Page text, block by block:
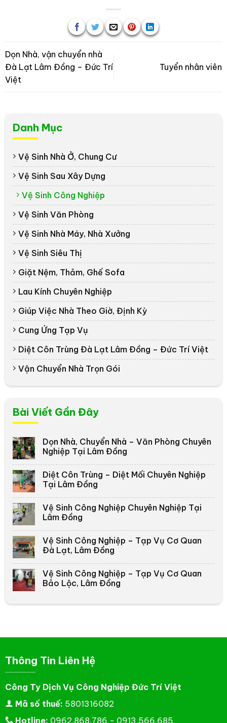
Danh Mục
Vệ Sinh Nhà Ở, Chung Cư
Vệ Sinh Sau Xây Dựng
Vệ Sinh Công Nghiệp
Vệ Sinh Văn Phòng
Vệ Sinh Nhà Máy, Nhà Xưởng
Vệ Sinh Siêu Thị
Giặt Nệm, Thảm, Ghế Sofa
Lau Kính Chuyên Nghiệp
Giúp Việc Nhà Theo Giờ, Định Kỳ
Cung Ứng Tạp Vụ
Diệt Côn Trùng Đà Lạt Lâm Đồng – Đức Trí Việt
Vận Chuyển Nhà Trọn Gói
Bài Viết Gần Đây
Dọn Nhà, Chuyển Nhà – Văn Phòng Chuyên
Nghiệp Tại Lâm Đồng
Diệt Côn Trùng – Diệt Mối Chuyên Nghiệp
Tại Lâm Đồng
Vệ Sinh Công Nghiệp Chuyên Nghiệp Tại
Lâm Đồng
Vệ Sinh Công Nghiệp – Tạp Vụ Cơ Quan
Đà Lạt, Lâm Đồng
Vệ Sinh Công Nghiệp – Tạp Vụ Cơ Quan
Bảo Lộc, Lâm Đồng
Dọn Nhà, vận chuyển nhà
Đà Lạt Lâm Đồng – Đức Trí
Việt
Tuyển nhân viên
Thông Tin Liên Hệ
Công Ty Dịch Vụ Công Nghiệp Đức Trí Việt
Mã số thuế: 5801316082
Hotline: 0962.868.786 - 0913.566.685